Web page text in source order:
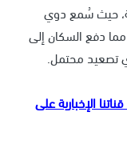
حيث سُمع دوي
دفع السكان إلى
تصعيد محتمل.
متابعة قناتنا الإخبارية على